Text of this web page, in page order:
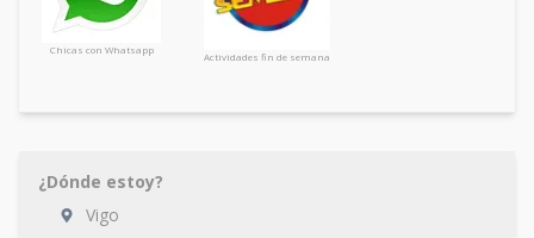
Chicas con Whatsapp
Actividades fin de semana
¿Dónde estoy?
Vigo